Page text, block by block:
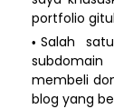
portfolio
Salah
membeli
blog yang